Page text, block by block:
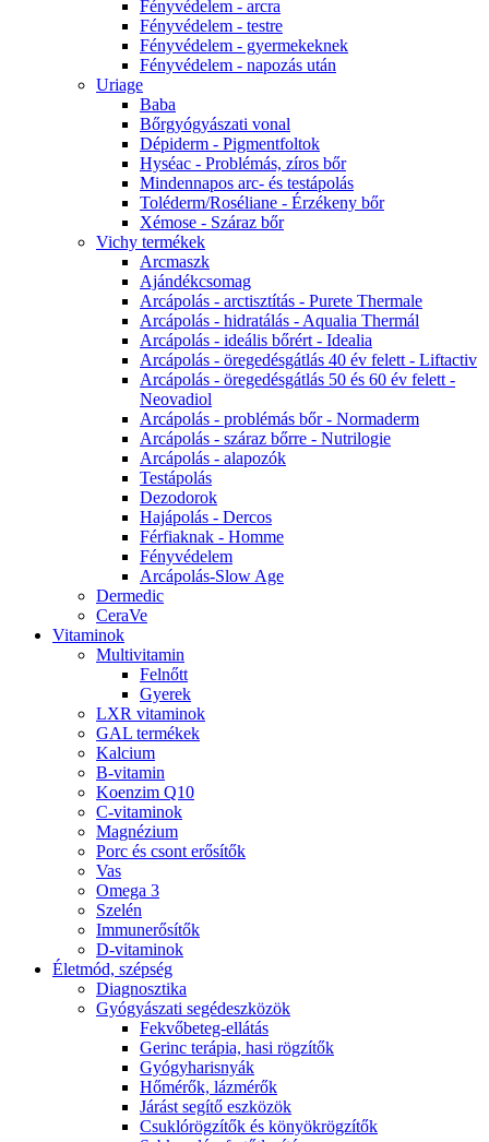
Fényvédelem - arcra
Fényvédelem - testre
Fényvédelem - gyermekeknek
Fényvédelem - napozás után
Uriage
Baba
Bőrgyógyászati vonal
Dépiderm - Pigmentfoltok
Hyséac - Problémás, zíros bőr
Mindennapos arc- és testápolás
Toléderm/Roséliane - Érzékeny bőr
Xémose - Száraz bőr
Vichy termékek
Arcmaszk
Ajándékcsomag
Arcápolás - arctisztítás - Purete Thermale
Arcápolás - hidratálás - Aqualia Thermál
Arcápolás - ideális bőrért - Idealia
Arcápolás - öregedésgátlás 40 év felett - Liftactiv
Arcápolás - öregedésgátlás 50 és 60 év felett -
Neovadiol
Arcápolás - problémás bőr - Normaderm
Arcápolás - száraz bőrre - Nutrilogie
Arcápolás - alapozók
Testápolás
Dezodorok
Hajápolás - Dercos
Férfiaknak - Homme
Fényvédelem
Arcápolás-Slow Age
Dermedic
CeraVe
Vitaminok
Multivitamin
Felnőtt
Gyerek
LXR vitaminok
GAL termékek
Kalcium
B-vitamin
Koenzim Q10
C-vitaminok
Magnézium
Porc és csont erősítők
Vas
Omega 3
Szelén
Immunerősítők
D-vitaminok
Életmód, szépség
Diagnosztika
Gyógyászati segédeszközök
Fekvőbeteg-ellátás
Gerinc terápia, hasi rögzítők
Gyógyharisnyák
Hőmérők, lázmérők
Járást segítő eszközök
Csuklórögzítők és könyökrögzítők